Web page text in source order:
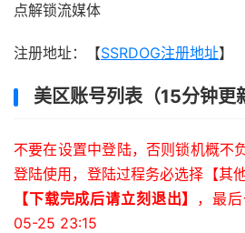
点解锁流媒体
注册地址：【SSRDOG注册地址】
美区账号列表（15分钟更
不要在设置中登陆，否则锁机概不
登陆使用，登陆过程务必选择【其
【下载完成后请立刻退出】 ，最
05-25 23:15